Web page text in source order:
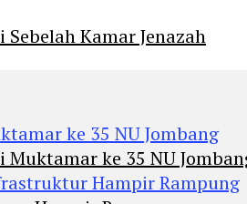
Kamar Jenazah
ke 35 NU